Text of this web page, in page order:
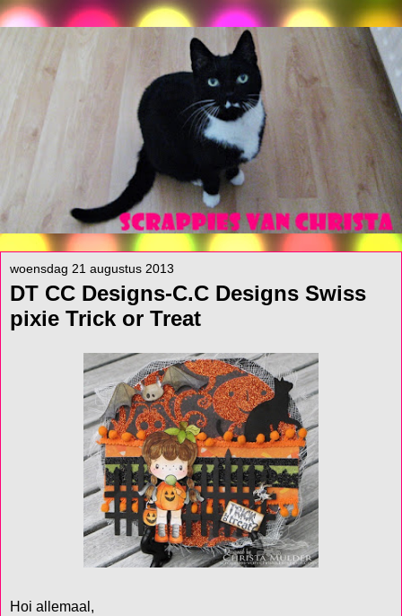
woensdag 21 augustus 2013
DT CC Designs-C.C Designs Swiss
pixie Trick or Treat
Hoi allemaal,